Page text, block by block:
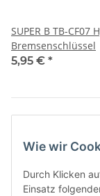
Wie wir
Durch Klicken
Einsatz
SUPER B TB-CF07
Bremsenschlüssel
5,95 € *